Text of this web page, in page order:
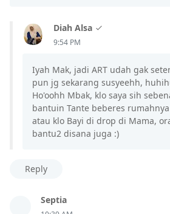
Diah Alsa
9:54 PM
Iyah Mak, jadi ART udah gak
pun jg sekarang susyeehh,
Ho'oohh Mbak, klo saya sih
bantuin Tante beberes
atau klo Bayi di drop di Mama,
bantu2 disana juga :)
Reply
Septia